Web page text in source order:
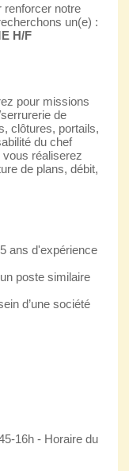
renforcer notre
un(e) :
H/F
pour missions
de
clôtures, portails,
du chef
vous réaliserez
de plans, débit,
ans d'expérience
poste similaire
d’une société
16h - Horaire du